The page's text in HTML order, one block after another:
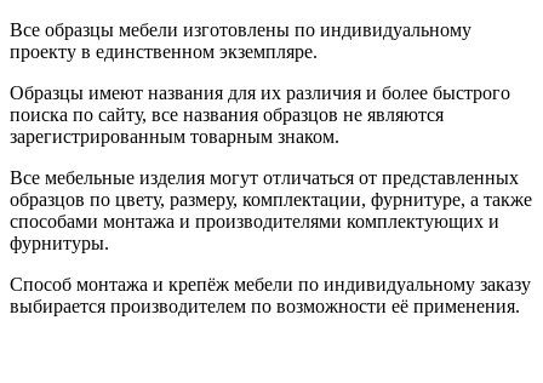
Все образцы мебели изготовлены по индивидуальному
проекту в единственном экземпляре.
Образцы имеют названия для их различия и более быстрого
поиска по сайту, все названия образцов не являются
зарегистрированным товарным знаком.
Все мебельные изделия могут отличаться от представленных
образцов по цвету, размеру, комплектации, фурнитуре, а также
способами монтажа и производителями комплектующих и
фурнитуры.
Способ монтажа и крепёж мебели по индивидуальному заказу
выбирается производителем по возможности её применения.